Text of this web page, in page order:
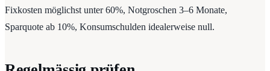
Fixkosten möglichst unter 60%, Notgroschen 3–6 Monate,
Sparquote ab 10%, Konsumschulden idealerweise null.